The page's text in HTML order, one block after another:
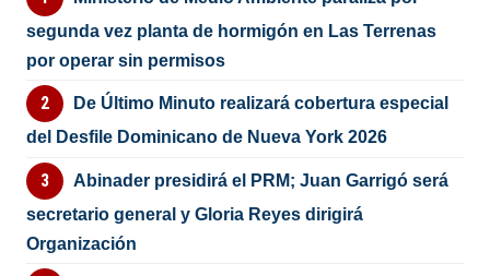
segunda vez planta de hormigón en Las Terrenas
por operar sin permisos
De Último Minuto realizará cobertura especial
del Desfile Dominicano de Nueva York 2026
Abinader presidirá el PRM; Juan Garrigó será
secretario general y Gloria Reyes dirigirá
Organización